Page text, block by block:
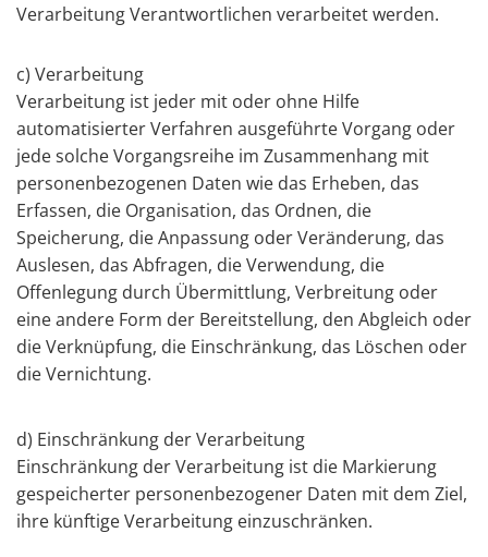
Verarbeitung Verantwortlichen verarbeitet werden.
c) Verarbeitung
Verarbeitung ist jeder mit oder ohne Hilfe
automatisierter Verfahren ausgeführte Vorgang oder
jede solche Vorgangsreihe im Zusammenhang mit
personenbezogenen Daten wie das Erheben, das
Erfassen, die Organisation, das Ordnen, die
Speicherung, die Anpassung oder Veränderung, das
Auslesen, das Abfragen, die Verwendung, die
Offenlegung durch Übermittlung, Verbreitung oder
eine andere Form der Bereitstellung, den Abgleich oder
die Verknüpfung, die Einschränkung, das Löschen oder
die Vernichtung.
d) Einschränkung der Verarbeitung
Einschränkung der Verarbeitung ist die Markierung
gespeicherter personenbezogener Daten mit dem Ziel,
ihre künftige Verarbeitung einzuschränken.